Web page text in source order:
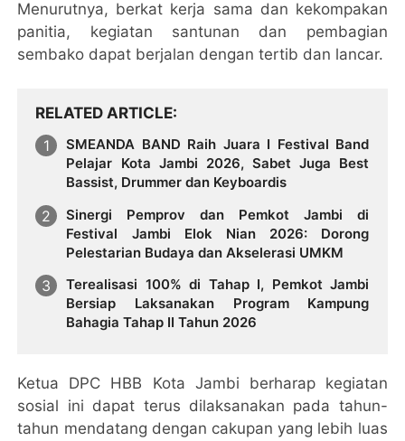
Menurutnya, berkat kerja sama dan kekompakan
panitia, kegiatan santunan dan pembagian
sembako dapat berjalan dengan tertib dan lancar.
RELATED ARTICLE
SMEANDA BAND Raih Juara I Festival Band
Pelajar Kota Jambi 2026, Sabet Juga Best
Bassist, Drummer dan Keyboardis
Sinergi Pemprov dan Pemkot Jambi di
Festival Jambi Elok Nian 2026: Dorong
Pelestarian Budaya dan Akselerasi UMKM
Terealisasi 100% di Tahap I, Pemkot Jambi
Bersiap Laksanakan Program Kampung
Bahagia Tahap II Tahun 2026
Ketua DPC HBB Kota Jambi berharap kegiatan
sosial ini dapat terus dilaksanakan pada tahun-
tahun mendatang dengan cakupan yang lebih luas